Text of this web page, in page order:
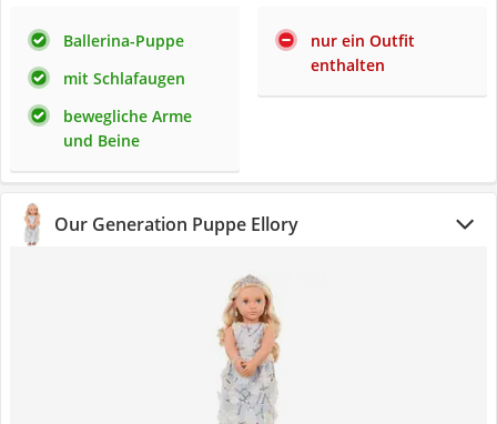
Ballerina-Puppe
mit Schlafaugen
bewegliche Arme
und Beine
nur ein Outfit
enthalten
Our Generation Puppe Ellory